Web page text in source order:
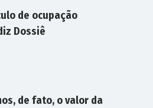
de ocupação
Dossiê
de fato, o valor da